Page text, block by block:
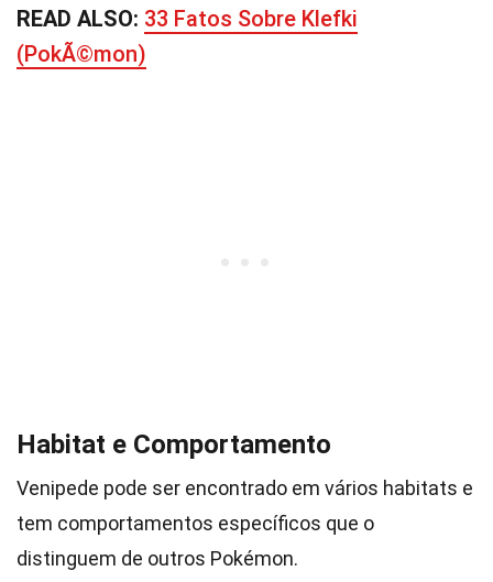
READ ALSO: 33 Fatos Sobre Klefki
(PokÃ©mon)
Habitat e Comportamento
Venipede pode ser encontrado em vários habitats e
tem comportamentos específicos que o
distinguem de outros Pokémon.